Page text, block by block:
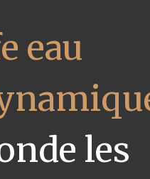
eau
les